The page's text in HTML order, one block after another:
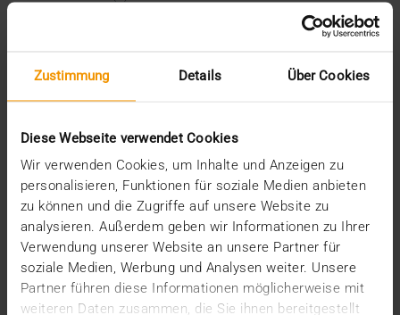
Zustimmung Details Über Cookies
Diese Webseite verwendet Cookies
Wir verwenden Cookies, um Inhalte und Anzeigen zu
personalisieren, Funktionen für soziale Medien anbieten
zu können und die Zugriffe auf unsere Website zu
analysieren. Außerdem geben wir Informationen zu Ihrer
Verwendung unserer Website an unsere Partner für
soziale Medien, Werbung und Analysen weiter. Unsere
Partner führen diese Informationen möglicherweise mit
weiteren Daten zusammen, die Sie ihnen bereitgestellt
avril (1)
2023
décembre (2)
novembre (5)
octobre (2)
août (1)
juin (4)
mai (5)
avril (3)
mars (1)